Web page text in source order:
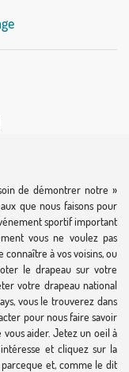
de démontrer notre »
que nous faisons pour
sportif important
vous ne voulez pas
connaître à vos voisins, ou
le drapeau sur votre
votre drapeau national
vous le trouverez dans
pour nous faire savoir
vous aider. Jetez un oeil à
et cliquez sur la
et, comme le dit